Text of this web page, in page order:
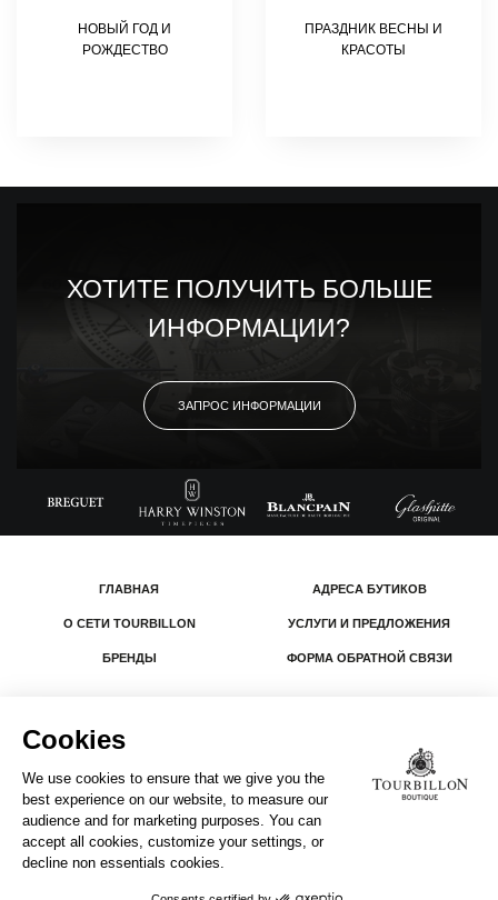
НОВЫЙ ГОД И
РОЖДЕСТВО
ПРАЗДНИК ВЕСНЫ И
КРАСОТЫ
ХОТИТЕ ПОЛУЧИТЬ БОЛЬШЕ
ИНФОРМАЦИИ?
ЗАПРОС ИНФОРМАЦИИ
ГЛАВНАЯ
О СЕТИ TOURBILLON
БРЕНДЫ
АДРЕСА БУТИКОВ
УСЛУГИ И ПРЕДЛОЖЕНИЯ
ФОРМА ОБРАТНОЙ СВЯЗИ
Все права защищены.
КОМПАНИЯ